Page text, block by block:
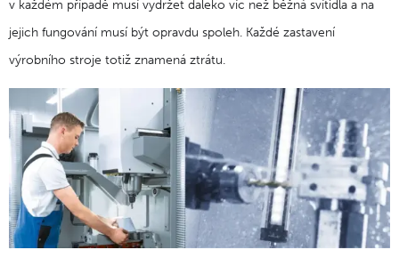
v každém případě musí vydržet daleko víc než běžná svítidla a na
jejich fungování musí být opravdu spoleh. Každé zastavení
výrobního stroje totiž znamená ztrátu.